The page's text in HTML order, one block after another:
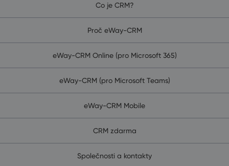
Co je CRM?
Proč eWay-CRM
eWay-CRM Online (pro Microsoft 365)
eWay-CRM (pro Microsoft Teams)
eWay-CRM Mobile
CRM zdarma
Společnosti a kontakty